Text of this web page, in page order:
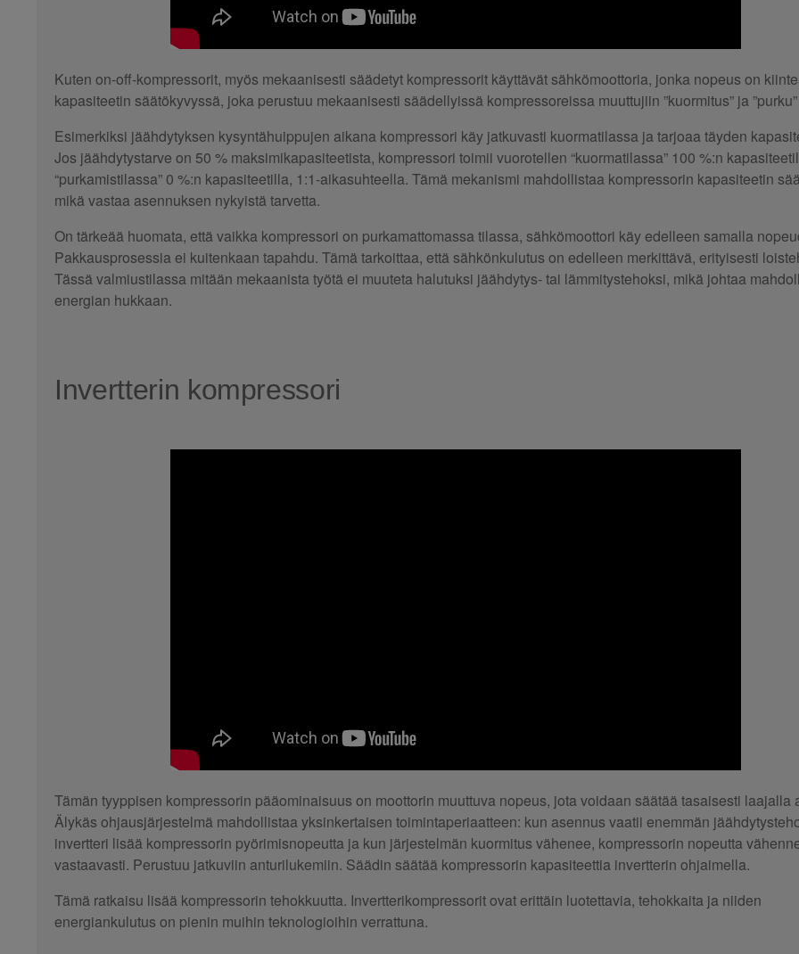
Kuten on-off-kompressorit, myös mekaanisesti säädetyt kompressorit käyttävät sähkömoottoria, jonka nopeus on
kapasiteetin säätökyvyssä, joka perustuu mekaanisesti säädellyissä kompressoreissa muuttujiin ”kuormitus” ja
Esimerkiksi jäähdytyksen kysyntähuippujen aikana kompressori käy jatkuvasti kuormatilassa ja tarjoaa täyden
Jos jäähdytystarve on 50 % maksimikapasiteetista, kompressori toimii vuorotellen “kuormatilassa” 100 %:n
“purkamistilassa” 0 %:n kapasiteetilla, 1:1-aikasuhteella. Tämä mekanismi mahdollistaa kompressorin kapasiteetin
mikä vastaa asennuksen nykyistä tarvetta.
On tärkeää huomata, että vaikka kompressori on purkamattomassa tilassa, sähkömoottori käy edelleen samalla
Pakkausprosessia ei kuitenkaan tapahdu. Tämä tarkoittaa, että sähkönkulutus on edelleen merkittävä, erityisesti
Tässä valmiustilassa mitään mekaanista työtä ei muuteta halutuksi jäähdytys- tai lämmitystehoksi, mikä johtaa
energian hukkaan.
Invertterin kompressori
Tämän tyyppisen kompressorin pääominaisuus on moottorin muuttuva nopeus, jota voidaan säätää tasaisesti laajalla
Älykäs ohjausjärjestelmä mahdollistaa yksinkertaisen toimintaperiaatteen: kun asennus vaatii enemmän
invertteri lisää kompressorin pyörimisnopeutta ja kun järjestelmän kuormitus vähenee, kompressorin nopeutta
vastaavasti. Perustuu jatkuviin anturilukemiin. Säädin säätää kompressorin kapasiteettia invertterin ohjaimella.
Tämä ratkaisu lisää kompressorin tehokkuutta. Invertterikompressorit ovat erittäin luotettavia, tehokkaita ja niiden
energiankulutus on pienin muihin teknologioihin verrattuna.